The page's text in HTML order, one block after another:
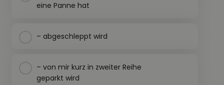
eine Panne hat
– abgeschleppt wird
– von mir kurz in zweiter Reihe
geparkt wird